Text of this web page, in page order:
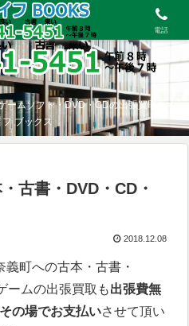
ームソフト・DVD・CDの出張買取をす
フ ブックス
古書・DVD・CD・
2018.12.08
町への古本・古書・
ームの出張買取も出張費無
その場でお支払いさせて頂い
電話